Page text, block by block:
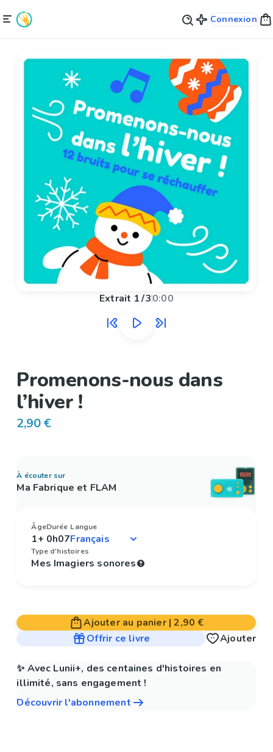
Connexion
Extrait 1/30:00
Promenons-nous dans
l’hiver !
2,90 €
À écouter sur
Ma Fabrique et FLAM
Âge
1+
Durée
0h07
Langue
Type d'histoires
Mes Imagiers sonores
Ajouter au panier|2,90 €
Offrir ce livre
Ajouter
✨ Avec Lunii+, des centaines d'histoires en
illimité, sans engagement !
Découvrir l'abonnement